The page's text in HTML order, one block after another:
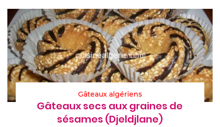
Gâteaux algériens
Gâteaux secs aux graines de
sésames (Djeldjlane)